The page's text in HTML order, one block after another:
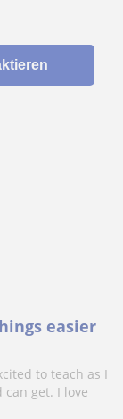
easier
to teach as I
get. I love